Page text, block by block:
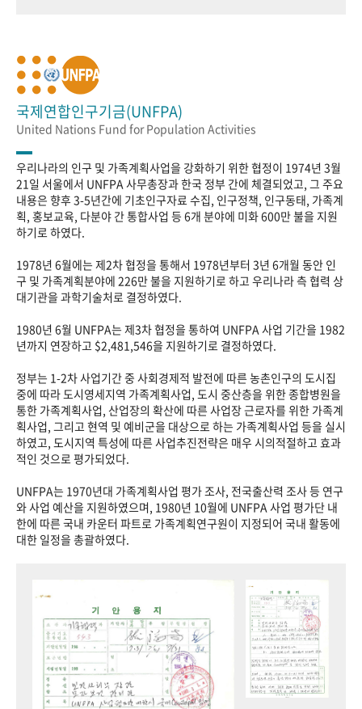
국제연합인구기금(UNFPA)
United Nations Fund for Population Activities
우리나라의 인구 및 가족계획사업을 강화하기 위한 협정이 1974년 3월
21일 서울에서 UNFPA 사무총장과 한국 정부 간에 체결되었고, 그 주요
내용은 향후 3-5년간에 기초인구자료 수집, 인구정책, 인구동태, 가족계
획, 홍보교육, 다분야 간 통합사업 등 6개 분야에 미화 600만 불을 지원
하기로 하였다.
1978년 6월에는 제2차 협정을 통해서 1978년부터 3년 6개월 동안 인
구 및 가족계획분야에 226만 불을 지원하기로 하고 우리나라 측 협력 상
대기관을 과학기술처로 결정하였다.
1980년 6월 UNFPA는 제3차 협정을 통하여 UNFPA 사업 기간을 1982
년까지 연장하고 $2,481,546을 지원하기로 결정하였다.
정부는 1-2차 사업기간 중 사회경제적 발전에 따른 농촌인구의 도시집
중에 따라 도시영세지역 가족계획사업, 도시 중산층을 위한 종합병원을
통한 가족계획사업, 산업장의 확산에 따른 사업장 근로자를 위한 가족계
획사업, 그리고 현역 및 예비군을 대상으로 하는 가족계획사업 등을 실시
하였고, 도시지역 특성에 따른 사업추진전략은 매우 시의적절하고 효과
적인 것으로 평가되었다.
UNFPA는 1970년대 가족계획사업 평가 조사, 전국출산력 조사 등 연구
와 사업 예산을 지원하였으며, 1980년 10월에 UNFPA 사업 평가단 내
한에 따른 국내 카운터 파트로 가족계획연구원이 지정되어 국내 활동에
대한 일정을 총괄하였다.